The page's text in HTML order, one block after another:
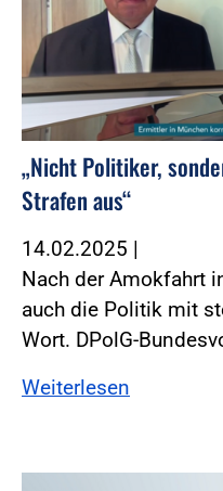
„Nicht Politiker,
Strafen aus“
14.02.2025 |
Nach der Amokfahrt
auch die Politik mit
Wort. DPolG-
Weiterlesen